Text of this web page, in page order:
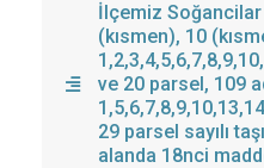
İlçemiz
(kısmen), 10
ve 20 parsel, 109
29 parsel sayılı
alanda 18nci